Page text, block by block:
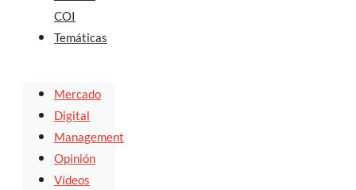
COI
Temáticas
Mercado
Digital
Management
Opinión
Vídeos